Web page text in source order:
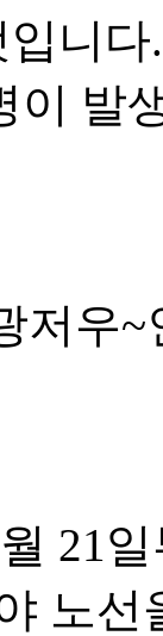
니
이 발
저우
21
노선